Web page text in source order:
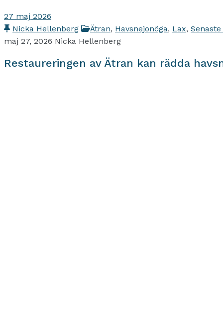
27 maj 2026
Nicka Hellenberg
Ätran, Havsnejonöga, Lax,
maj 27, 2026 Nicka Hellenberg
Restaureringen av Ätran kan rädda